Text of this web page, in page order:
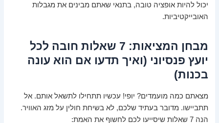
יכול להיות אופציה טובה, בתנאי שאתם מבינים את מגבלות
האובייקטיביות.
מבחן המציאות: 7 שאלות חובה לכל
יועץ פנסיוני (ואיך תדעו אם הוא עונה
בכנות)
מצאתם כמה מועמדים? יופי! עכשיו תתחילו לתשאל אותם. אל
תתביישו. מדובר בעתיד שלכם, לא בשיחת חולין על מזג האוויר.
הנה 7 שאלות שיסייעו לכם לחשוף את האמת: